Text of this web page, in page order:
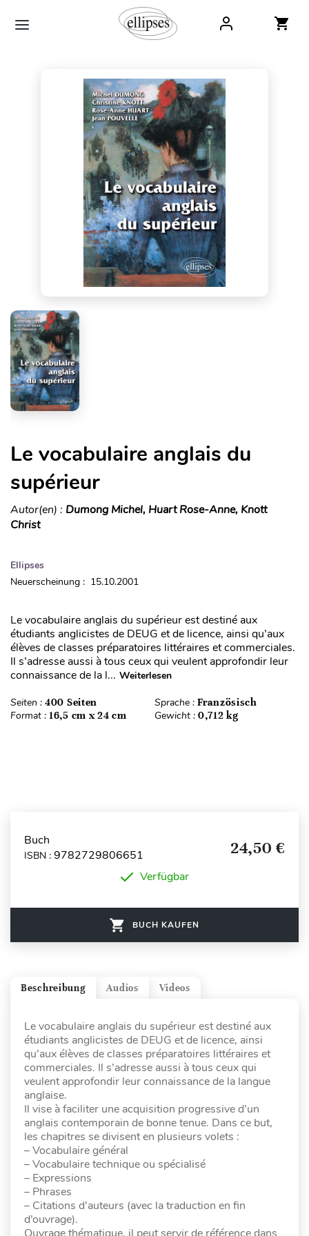
Le vocabulaire anglais du
supérieur
Autor(en) : Dumong Michel, Huart Rose-Anne, Knott
Christ
Ellipses
Neuerscheinung : 15.10.2001
Le vocabulaire anglais du supérieur est destiné aux
étudiants anglicistes de DEUG et de licence, ainsi qu’aux
élèves de classes préparatoires littéraires et commerciales.
Il s’adresse aussi à tous ceux qui veulent approfondir leur
connaissance de la l... Weiterlesen
Seiten : 400 Seiten Sprache : Französisch
Format : 16,5 cm x 24 cm Gewicht : 0,712 kg
Buch
ISBN : 9782729806651 24,50 €
Verfügbar
BUCH KAUFEN
Videos
Audios
Beschreibung
Le vocabulaire anglais du supérieur est destiné aux
étudiants anglicistes de DEUG et de licence, ainsi
qu’aux élèves de classes préparatoires littéraires et
commerciales. Il s’adresse aussi à tous ceux qui
veulent approfondir leur connaissance de la langue
anglaise.
Il vise à faciliter une acquisition progressive d’un
anglais contemporain de bonne tenue. Dans ce but,
les chapitres se divisent en plusieurs volets :
– Vocabulaire général
– Vocabulaire technique ou spécialisé
– Expressions
– Phrases
– Citations d’auteurs (avec la traduction en fin
d’ouvrage).